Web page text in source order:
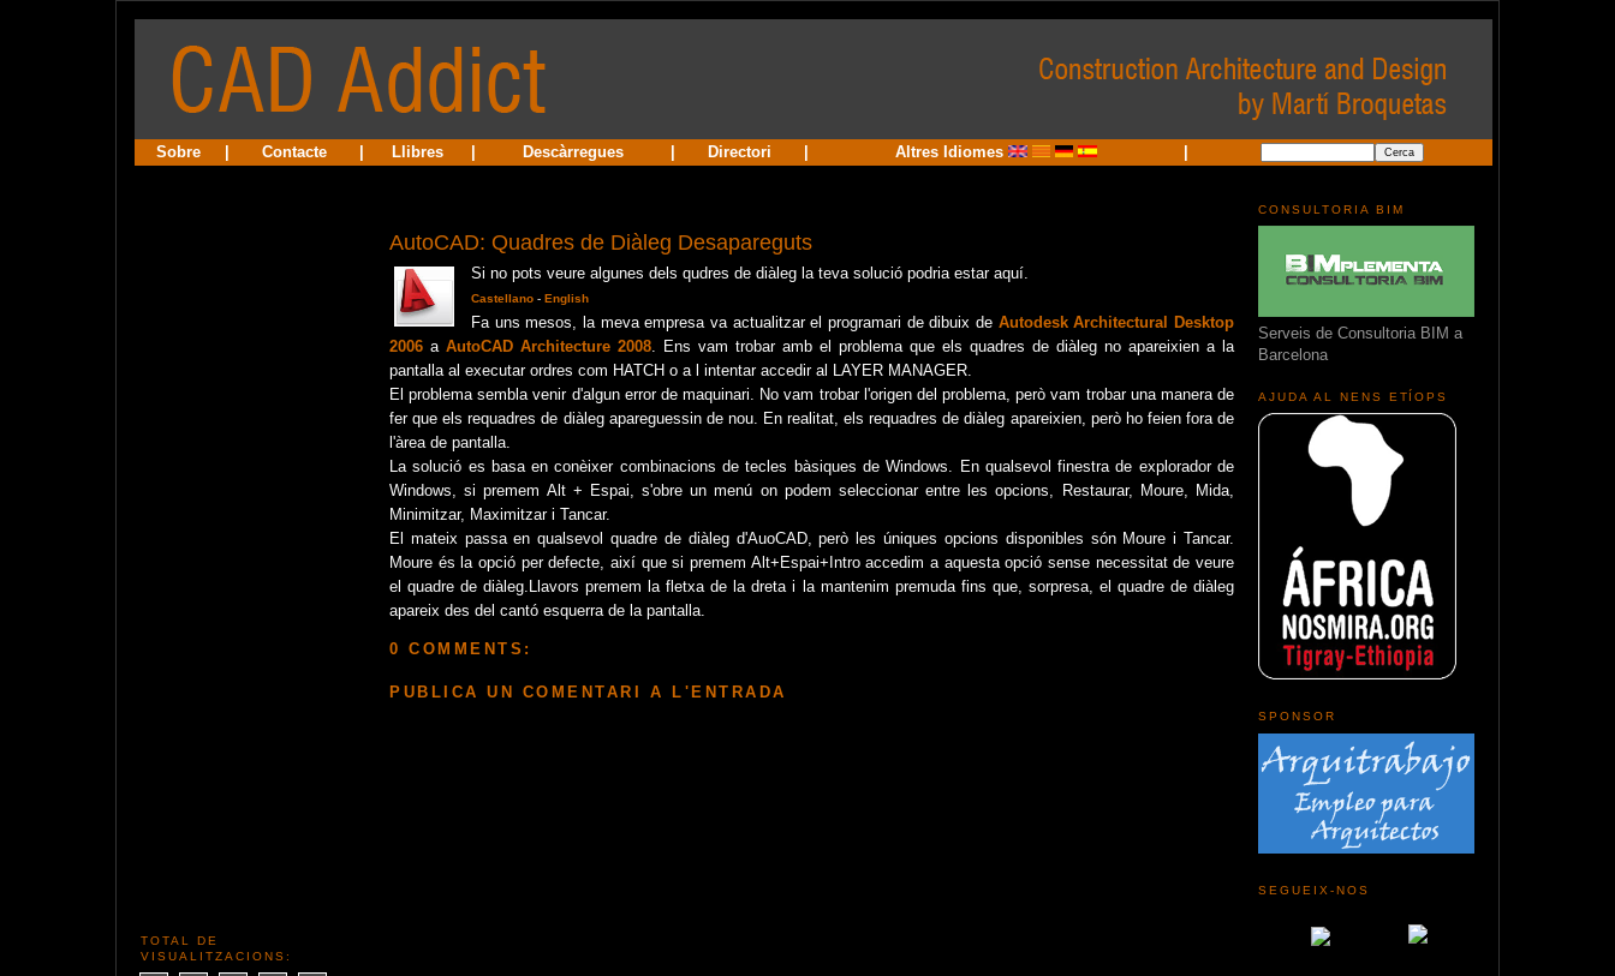
Sobre Contacte Llibres Descàrregues Directori Altres Idiomes
CONSULTORIA BIM
Serveis de Consultoria BIM a
Barcelona
AJUDA AL NENS ETÍOPS
SPONSOR
SEGUEIX-NOS
AutoCAD: Quadres de Diàleg Desapareguts
Si no pots veure algunes dels qudres de diàleg la teva solució podria estar aquí.
Castellano - English
Fa uns mesos, la meva empresa va actualitzar el programari de dibuix de Autodesk Architectural Desktop
2006 a AutoCAD Architecture 2008. Ens vam trobar amb el problema que els quadres de diàleg no apareixien a la
pantalla al executar ordres com HATCH o a l intentar accedir al LAYER MANAGER.
El problema sembla venir d'algun error de maquinari. No vam trobar l'origen del problema, però vam trobar una manera de
fer que els requadres de diàleg apareguessin de nou. En realitat, els requadres de diàleg apareixien, però ho feien fora de
l'àrea de pantalla.
La solució es basa en conèixer combinacions de tecles bàsiques de Windows. En qualsevol finestra de explorador de
Windows, si premem Alt + Espai, s'obre un menú on podem seleccionar entre les opcions, Restaurar, Moure, Mida,
Minimitzar, Maximitzar i Tancar.
El mateix passa en qualsevol quadre de diàleg d'AuoCAD, però les úniques opcions disponibles són Moure i Tancar.
Moure és la opció per defecte, així que si premem Alt+Espai+Intro accedim a aquesta opció sense necessitat de veure
el quadre de diàleg.Llavors premem la fletxa de la dreta i la mantenim premuda fins que, sorpresa, el quadre de diàleg
apareix des del cantó esquerra de la pantalla.
0 COMMENTS:
PUBLICA UN COMENTARI A L'ENTRADA
TOTAL DE
VISUALITZACIONS: